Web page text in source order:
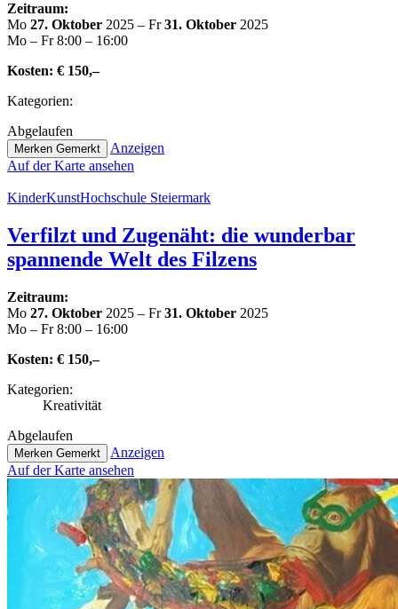
Zeitraum:
Mo 27. Oktober 2025 – Fr31. Oktober 2025
Mo – Fr 8:00 – 16:00
Kosten: € 150,–
Kate­go­rien:
Abge­lau­fen
Merken Gemerkt
Anzeigen
Auf der Karte ansehen
Kin­der­Kunst­Hoch­schu­le Steiermark
Verfilzt und Zugenäht: die wunderbar
spannende Welt des Filzens
Zeitraum:
Mo 27. Oktober 2025 – Fr31. Oktober 2025
Mo – Fr 8:00 – 16:00
Kosten: € 150,–
Kate­go­rien:
Krea­ti­vi­tät
Abge­lau­fen
Merken Gemerkt
Anzeigen
Auf der Karte ansehen